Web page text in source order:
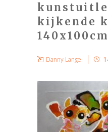
kijkende
140x100cm
Danny Lange